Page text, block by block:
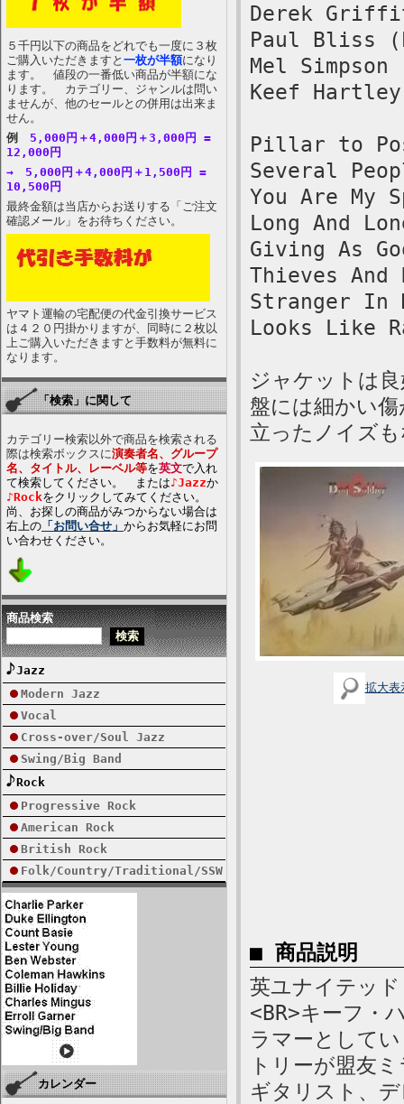
５千円以下の商品をどれでも一度に３枚
ご購入いただきますと 一枚が半額になり
ます。 値段の一番低い商品が半額にな
ります。 カテゴリー、ジャンルは問い
ませんが、他のセールとの併用は出来ま
せん。
例
5,000円＋4,000円＋3,000円 =
12,000円
→ 5,000円＋4,000円＋1,500円 =
10,500円
最終金額は当店からお送りする「ご注文
確認メール」をお待ちください。
ヤマト運輸の宅配便の代金引換サービス
は４２０円掛かりますが、同時に２枚以
上ご購入いただきますと手数料が無料に
なります。
「検索」に関して
カテゴリー検索以外で商品を検索される
際は検索ボックスに演奏者名、グループ
名、タイトル、レーベル等を英文で入れ
て検索してください。 または♪Jazzか
♪Rockをクリックしてみてください。
尚、お探しの商品がみつからない場合は
右上の 「お問い合せ」 からお気軽にお問
い合わせください。
商品検索
Jazz
Modern Jazz
Vocal
Cross-over/Soul Jazz
Swing/Big Band
Rock
Progressive Rock
American Rock
British Rock
Folk/Country/Traditional/SSW
カレンダー
Derek
Paul Bliss
Mel
Keef
Pillar to
Several
You Are My
Long And
Giving As
Thieves And
Stranger In
Looks Like
ジャケットは
盤には細かい
立ったノイズ
拡大表
■ 商品説明
英ユナイテッ
<BR>キーフ・
ラマーとして
トリーが盟友
ギタリスト、